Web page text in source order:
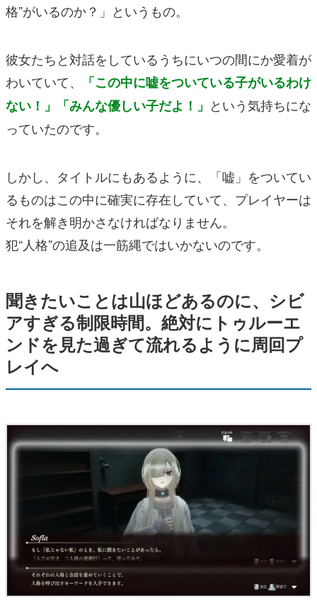
格”がいるのか？」というもの。
彼女たちと対話をしているうちにいつの間にか愛着が
わいていて、
「この中に嘘をついている子がいるわけ
ない！」「みんな優しい子だよ！」 という気持ちにな
っていたのです。
しかし、タイトルにもあるように、「嘘」をついてい
るものはこの中に確実に存在していて、プレイヤーは
それを解き明かさなければなりません。
犯“人格”の追及は一筋縄ではいかないのです。
聞きたいことは山ほどあるのに、シビ
アすぎる制限時間。絶対にトゥルーエ
ンドを見た過ぎて流れるように周回プ
レイへ